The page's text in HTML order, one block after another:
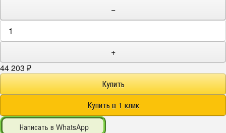
−
+
44 203 ₽
Написать в WhatsApp